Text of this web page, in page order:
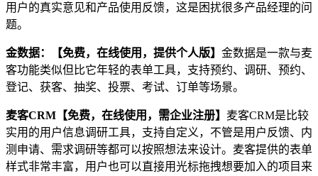
用户的真实意见和产品使用反馈，这是困扰很多产品经理的问
题。
金数据：【免费，在线使用，提供个人版】 金数据是一款与麦
客功能类似但比它年轻的表单工具，支持预约、调研、预约、
登记、获客、抽奖、投票、考试、订单等场景。
麦客CRM【免费，在线使用，需企业注册】 麦客CRM是比较
实用的用户信息调研工具，支持自定义，不管是用户反馈、内
测申请、需求调研等都可以按照想法来设计。麦客提供的表单
样式非常丰富，用户也可以直接用光标拖拽想要加入的项目来